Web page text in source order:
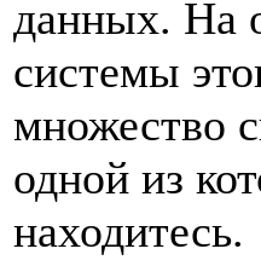
данных. На
системы
множество
одной из
находитесь.